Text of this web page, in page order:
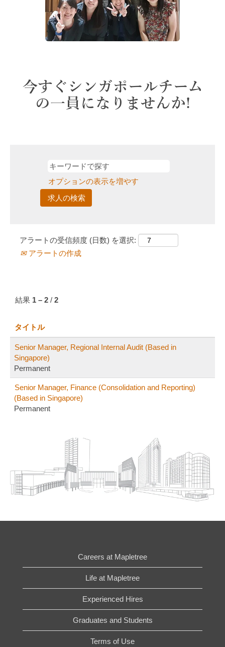
今すぐシンガポールチーム
の一員になりませんか!
オプションの表示を増やす
アラートの受信頻度 (日数) を選択:
アラートの作成
結果 1 – 2 / 2
タイトル
Senior Manager, Regional Internal Audit (Based in
Singapore)
Permanent
Senior Manager, Finance (Consolidation and Reporting)
(Based in Singapore)
Permanent
Careers at Mapletree
Life at Mapletree
Experienced Hires
Graduates and Students
Terms of Use